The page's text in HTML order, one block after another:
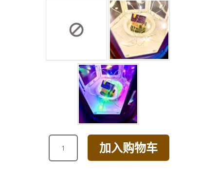
YELLOW
ROSE
BABY
加入购物车